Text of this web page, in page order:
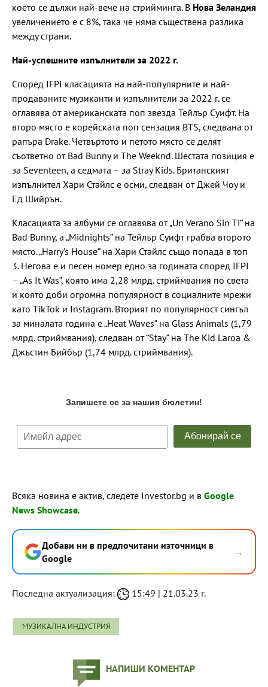
което се дължи най-вече на стрийминга. В Нова Зеландия
увеличението е с 8%, така че няма съществена разлика
между страни.
Най-успешните изпълнители за 2022 г.
Според IFPI класацията на най-популярните и най-
продаваните музиканти и изпълнители за 2022 г. се
оглавява от американската поп звезда Тейлър Суифт. На
второ място е корейската поп сензация BTS, следвана от
рапъра Drake. Четвъртото и петото място се делят
съответно от Bad Bunny и The Weeknd. Шестата позиция е
за Seventeen, а седмата – за Stray Kids. Британският
изпълнител Хари Стайлс е осми, следван от Джей Чоу и
Ед Шийрън.
Класацията за албуми се оглавява от „Un Verano Sin Ti” на
Bad Bunny, а „Midnights” на Тейлър Суифт грабва второто
място. „Harry’s House” на Хари Стайлс също попада в топ
3. Негова е и песен номер едно за годината според IFPI
– „As It Was”, която има 2,28 млрд. стриймвания по света
и която доби огромна популярност в социалните мрежи
като TikTok и Instagram. Вторият по популярност сингъл
за миналата година е „Heat Waves” на Glass Animals (1,79
млрд. стриймвания), следван от “Stay” на The Kid Laroa &
Джъстин Бийбър (1,74 млрд. стриймвания).
Всяка новина е актив, следете Investor.bg и в Google
News Showcase.
Добави ни в предпочитани източници в
Google
→
Последна актуализация: 15:49 | 21.03.23 г.
МУЗИКАЛНА ИНДУСТРИЯ
НАПИШИ КОМЕНТАР